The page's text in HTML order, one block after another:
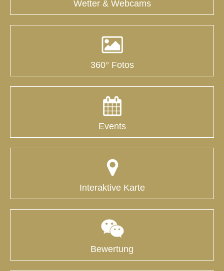
Wetter & Webcams
360° Fotos
Events
Interaktive Karte
Bewertung